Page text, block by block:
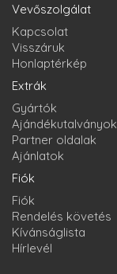
Vevőszolgálat
Kapcsolat
Visszáruk
Honlaptérkép
Extrák
Gyártók
Ajándékutalványok
Partner oldalak
Ajánlatok
Fiók
Fiók
Rendelés követés
Kívánságlista
Hírlevél